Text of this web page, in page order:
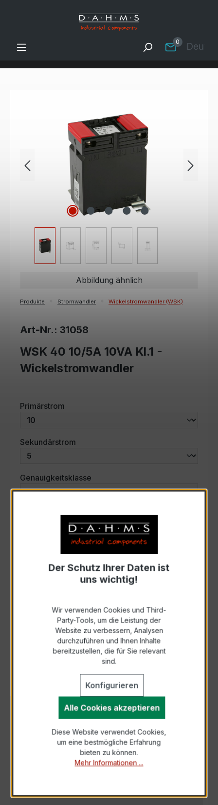
Zum Hauptinhalt springen
0
Bildergalerie überspringen
Abbildung ähnlich
Produkte Stromwandler Wickelstromwandler (WSK)
Art-Nr.: 31058
WSK 40 10/5A 10VA Kl.1 -
Wickelstromwandler
Primärstrom
Sekundärstrom
Genauigkeitsklasse
Scheinleistung (VA)auswählen
Auswahl zurücksetzen
Anfrage schriftlich
Als PDF exportieren
BESCHREIBUNG
Der Wickelstromwandler WSK 40 10/5A 10VA
Kl.1 ist ein kompakter, hochpräziser
Niederspannungs-Messwandler der bewährten
Der Schutz Ihrer Daten ist
uns wichtig!
Wir verwenden Cookies und Third-
Party-Tools, um die Leistung der
Website zu verbessern, Analysen
durchzuführen und Ihnen Inhalte
bereitzustellen, die für Sie relevant
sind.
Konfigurieren
Alle Cookies akzeptieren
Diese Website verwendet Cookies,
um eine bestmögliche Erfahrung
bieten zu können.
Mehr Informationen ...